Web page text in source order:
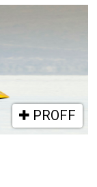
PROFF